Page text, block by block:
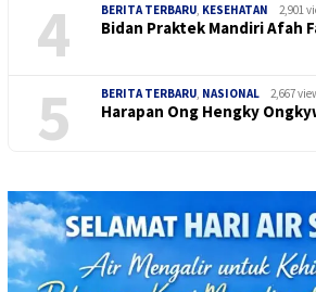
4 BERITA TERBARU KESEHATAN 2,901
Bidan Praktek Mandiri Afah
5 BERITA TERBARU NASIONAL 2,667
Harapan Ong Hengky